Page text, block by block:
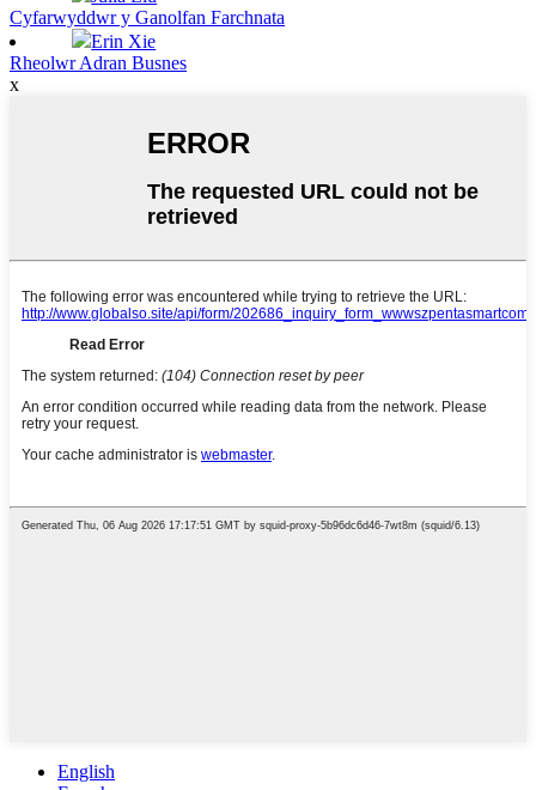
Cyfarwyddwr y Ganolfan Farchnata
Erin Xie
Rheolwr Adran Busnes
x
English